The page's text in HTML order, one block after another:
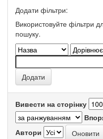
Додати фільтри:
Використовуйте фільтри
пошуку.
Вивести на сторінку
Автори